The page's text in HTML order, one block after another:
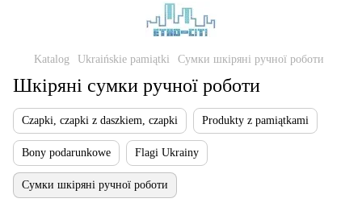
Katalog Ukraińskie pamiątki Сумки шкіряні ручної роботи
Шкіряні сумки ручної роботи
Czapki, czapki z daszkiem, czapki Produkty z pamiątkami
Bony podarunkowe Flagi Ukrainy
Сумки шкіряні ручної роботи